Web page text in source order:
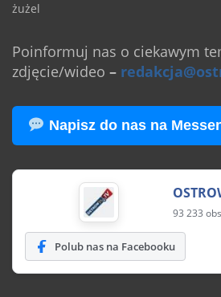
żużel
Poinformuj nas o ciekawym
zdjęcie/wideo –
Napisz do nas na
93 233
Polub nas na Facebooku